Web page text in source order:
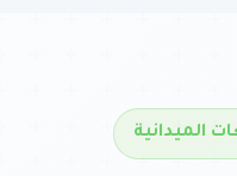
الميدانية